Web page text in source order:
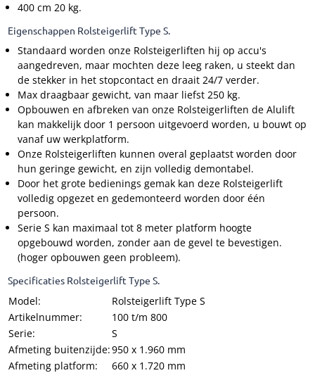
400 cm 20 kg.
Eigenschappen Rolsteigerlift Type S.
Standaard worden onze Rolsteigerliften hij op accu's
aangedreven, maar mochten deze leeg raken, u steekt dan
de stekker in het stopcontact en draait 24/7 verder.
Max draagbaar gewicht, van maar liefst 250 kg.
Opbouwen en afbreken van onze Rolsteigerliften de Alulift
kan makkelijk door 1 persoon uitgevoerd worden, u bouwt op
vanaf uw werkplatform.
Onze Rolsteigerliften kunnen overal geplaatst worden door
hun geringe gewicht, en zijn volledig demontabel.
Door het grote bedienings gemak kan deze Rolsteigerlift
volledig opgezet en gedemonteerd worden door één
persoon.
Serie S kan maximaal tot 8 meter platform hoogte
opgebouwd worden, zonder aan de gevel te bevestigen.
(hoger opbouwen geen probleem).
Specificaties Rolsteigerlift Type S.
Model:
Rolsteigerlift Type S
Artikelnummer:
100 t/m 800
Serie:
S
Afmeting buitenzijde:950 x 1.960 mm
Afmeting platform:
660 x 1.720 mm